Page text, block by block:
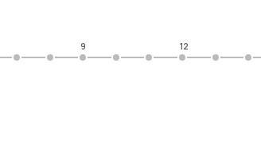
9 12